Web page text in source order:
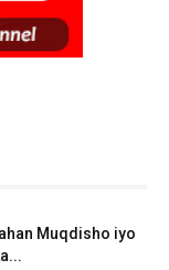
Muqdisho iyo